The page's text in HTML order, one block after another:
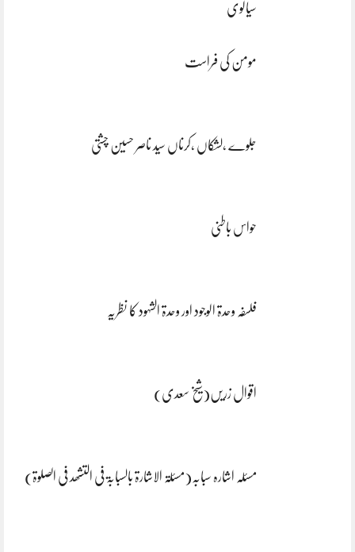
سیالوی
مومن کی فراست
جلوے ،لشکاں ،کرناں سید ناصر حسین چشتی
حواس باطنی
فلسفہ وحدۃ الوجود اور وحدۃ الشہود کا نظریہ
اقوال زریں(شیخ سعدی)
مسئلہ اشارہ سبابہ(مسئلۃ الاشارۃ بالسبابۃ فی التشھد فی الصلوۃ)